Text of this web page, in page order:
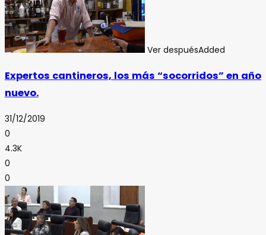
Ver despuésAdded
Expertos cantineros, los más “socorridos” en año
nuevo.
31/12/2019
0
4.3K
0
0